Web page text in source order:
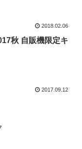
2018.02.06
秋 自販機限定キ
2017.09.12